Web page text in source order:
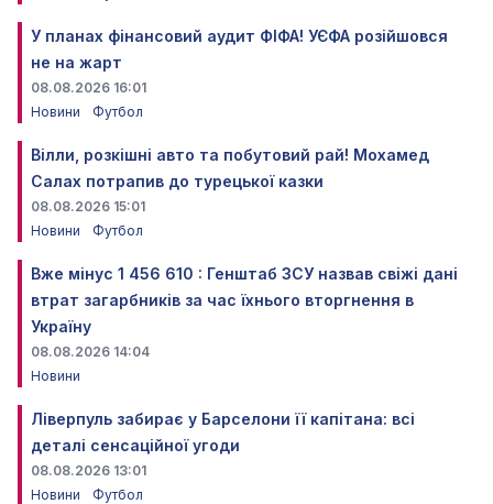
У планах фінансовий аудит ФІФА! УЄФА розійшовся
не на жарт
08.08.2026 16:01
Новини
Футбол
Вілли, розкішні авто та побутовий рай! Мохамед
Салах потрапив до турецької казки
08.08.2026 15:01
Новини
Футбол
Вже мінус 1 456 610 : Генштаб ЗСУ назвав свіжі дані
втрат загарбників за час їхнього вторгнення в
Україну
08.08.2026 14:04
Новини
Ліверпуль забирає у Барселони її капітана: всі
деталі сенсаційної угоди
08.08.2026 13:01
Новини
Футбол